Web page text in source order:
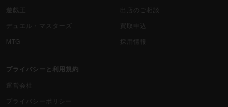
遊戯王
デュエル・マスターズ
MTG
出店のご相談
買取申込
採用情報
プライバシーと利用規約
運営会社
プライバシーポリシー